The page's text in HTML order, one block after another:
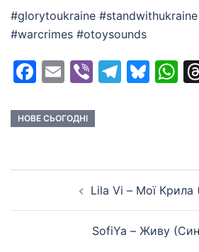
#glorytoukraine
#warcrimes #otoysounds
Facebook
EmailViber
НОВЕ СЬОГОДНІ
navigationLila Vi – Мої Крила
SofiYa – Живу